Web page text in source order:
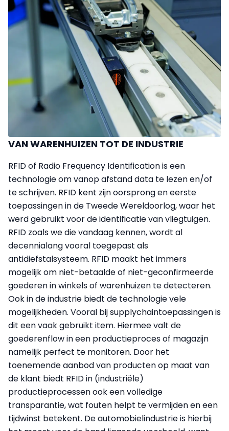
VAN WARENHUIZEN TOT DE INDUSTRIE
RFID of Radio Frequency Identification is een
technologie om vanop afstand data te lezen en/of
te schrijven. RFID kent zijn oorsprong en eerste
toepassingen in de Tweede Wereldoorlog, waar het
werd gebruikt voor de identificatie van vliegtuigen.
RFID zoals we die vandaag kennen, wordt al
decennialang vooral toegepast als
antidiefstalsysteem. RFID maakt het immers
mogelijk om niet-betaalde of niet-geconfirmeerde
goederen in winkels of warenhuizen te detecteren.
Ook in de industrie biedt de technologie vele
mogelijkheden. Vooral bij supplychaintoepassingen is
dit een vaak gebruikt item. Hiermee valt de
goederenflow in een productieproces of magazijn
namelijk perfect te monitoren. Door het
toenemende aanbod van producten op maat van
de klant biedt RFID in (industriële)
productieprocessen ook een volledige
transparantie, wat fouten helpt te vermijden en een
tijdwinst betekent. De automobielindustrie is hierbij